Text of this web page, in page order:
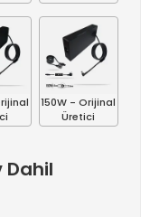
150W - Orijinal
Üretici
Dahil